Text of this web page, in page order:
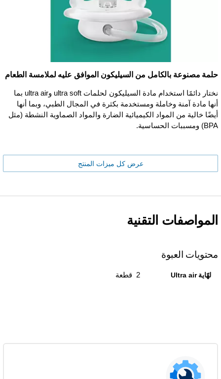
حلمة مصنوعة بالكامل من السيليكون الموافق عليه لملامسة الطعام
نختار دائمًا استخدام مادة السيليكون لحلمات ultra soft وultra air بما
أنها مادة آمنة وخاملة ومستخدمة بكثرة في المجال الطبي، وبما أنها
أيضًا خالية من المواد الكيميائية الضارة والمواد الصماوية النشطة (مثل
BPA) ومسببات الحساسية.
عرض كل ميزات المنتج
المواصفات التقنية
محتويات العبوة
لهّاية Ultra air 2 قطعة